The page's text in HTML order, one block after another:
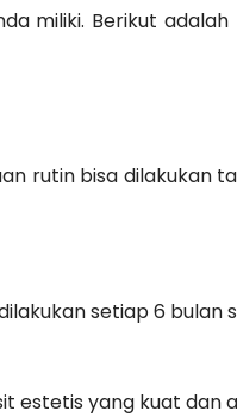
miliki. Berikut
rutin bisa dilakukan
setiap 6 bulan
estetis yang kuat dan